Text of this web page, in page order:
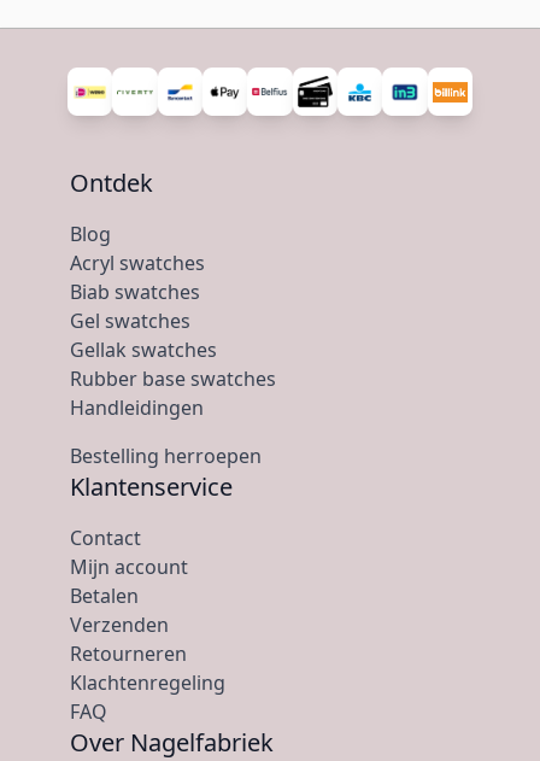
Ontdek
Blog
Acryl swatches
Biab swatches
Gel swatches
Gellak swatches
Rubber base swatches
Handleidingen
Bestelling herroepen
Klantenservice
Contact
Mijn account
Betalen
Verzenden
Retourneren
Klachtenregeling
FAQ
Over Nagelfabriek